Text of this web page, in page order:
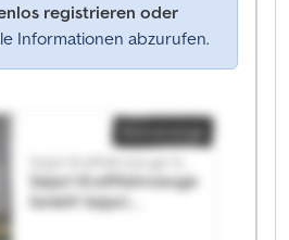
registrieren oder
Informationen abzurufen.
Sejari Kraftfahrzeuge
GmbH Sejari